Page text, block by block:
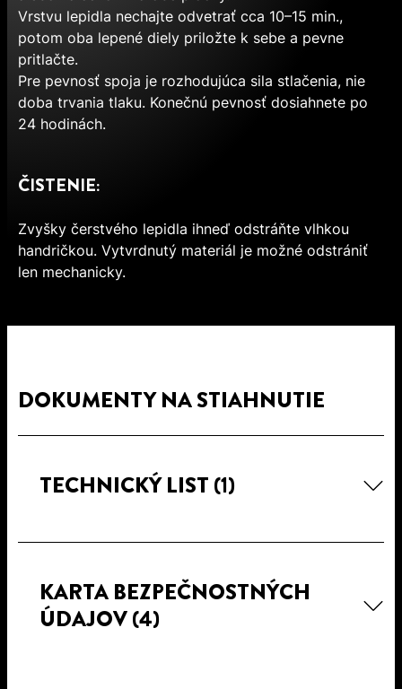
Vrstvu lepidla nechajte odvetrať cca 10–15 min.,
potom oba lepené diely priložte k sebe a pevne
pritlačte.
Pre pevnosť spoja je rozhodujúca sila stlačenia, nie
doba trvania tlaku. Konečnú pevnosť dosiahnete po
24 hodinách.
ČISTENIE:
Zvyšky čerstvého lepidla ihneď odstráňte vlhkou
handričkou. Vytvrdnutý materiál je možné odstrániť
len mechanicky.
DOKUMENTY NA STIAHNUTIE
TECHNICKÝ LIST (1)
KARTA BEZPEČNOSTNÝCH
ÚDAJOV(4)